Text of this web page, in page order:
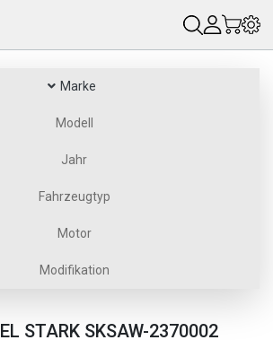
Marke
Modell
Jahr
Fahrzeugtyp
Motor
Modifikation
STARK SKSAW-2370002